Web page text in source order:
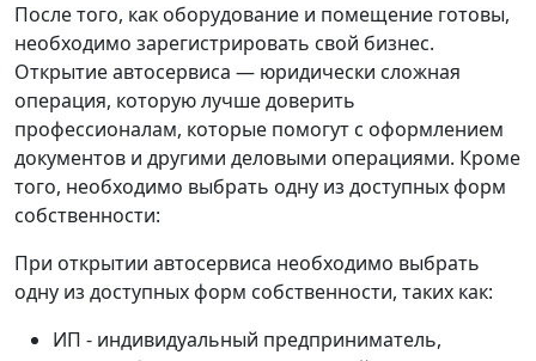
После того, как оборудование и помещение готовы,
необходимо зарегистрировать свой бизнес.
Открытие автосервиса — юридически сложная
операция, которую лучше доверить
профессионалам, которые помогут с оформлением
документов и другими деловыми операциями. Кроме
того, необходимо выбрать одну из доступных форм
собственности:
При открытии автосервиса необходимо выбрать
одну из доступных форм собственности, таких как:
ИП - индивидуальный предприниматель,